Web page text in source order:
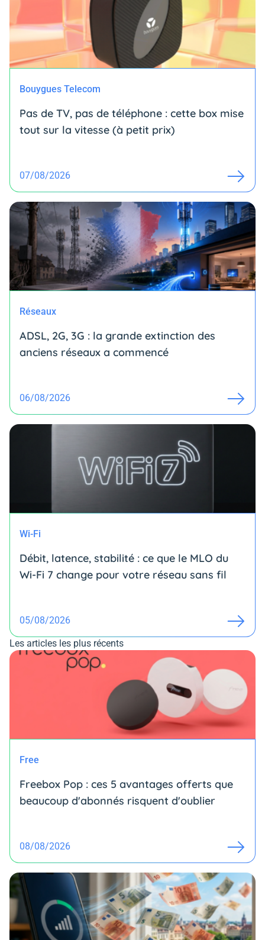
Bouygues Telecom
Pas de TV, pas de téléphone : cette box mise
tout sur la vitesse (à petit prix)
07/08/2026
Réseaux
ADSL, 2G, 3G : la grande extinction des
anciens réseaux a commencé
06/08/2026
Wi-Fi
Débit, latence, stabilité : ce que le MLO du
Wi-Fi 7 change pour votre réseau sans fil
05/08/2026
Les articles les plus récents
Free
Freebox Pop : ces 5 avantages offerts que
beaucoup d'abonnés risquent d'oublier
08/08/2026